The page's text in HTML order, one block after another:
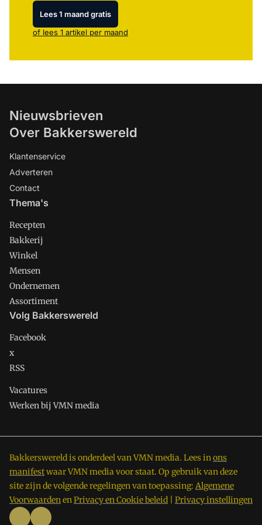
Lees 1 maand gratis
of lees 1 artikel per maand
Nieuwsbrieven
Over Bakkerswereld
Klantenservice
Adverteren
Contact
Thema's
Recepten
Bakkerij
Winkel
Mensen
Ondernemen
Assortiment
Volg Bakkerswereld
Facebook
x
RSS
Vacatures
Werken bij VMN media
Bakkerswereld is onderdeel van VMN media. Lees inons
manifestwaar VMN media voor staat. Op gebruik van deze
site zijn de volgende regelingen van toepassing: Algemene
VoorwaardenenPrivacy en Cookie beleid Privacy instellingen